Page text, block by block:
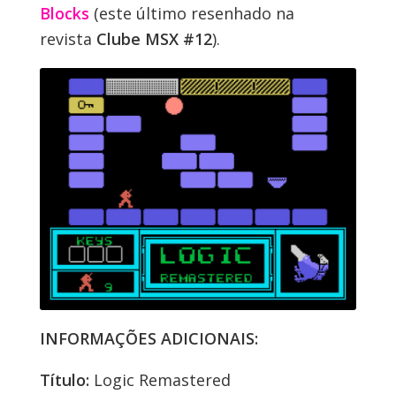
Blocks (este último resenhado na
revista Clube MSX #12).
INFORMAÇÕES ADICIONAIS:
Título: Logic Remastered